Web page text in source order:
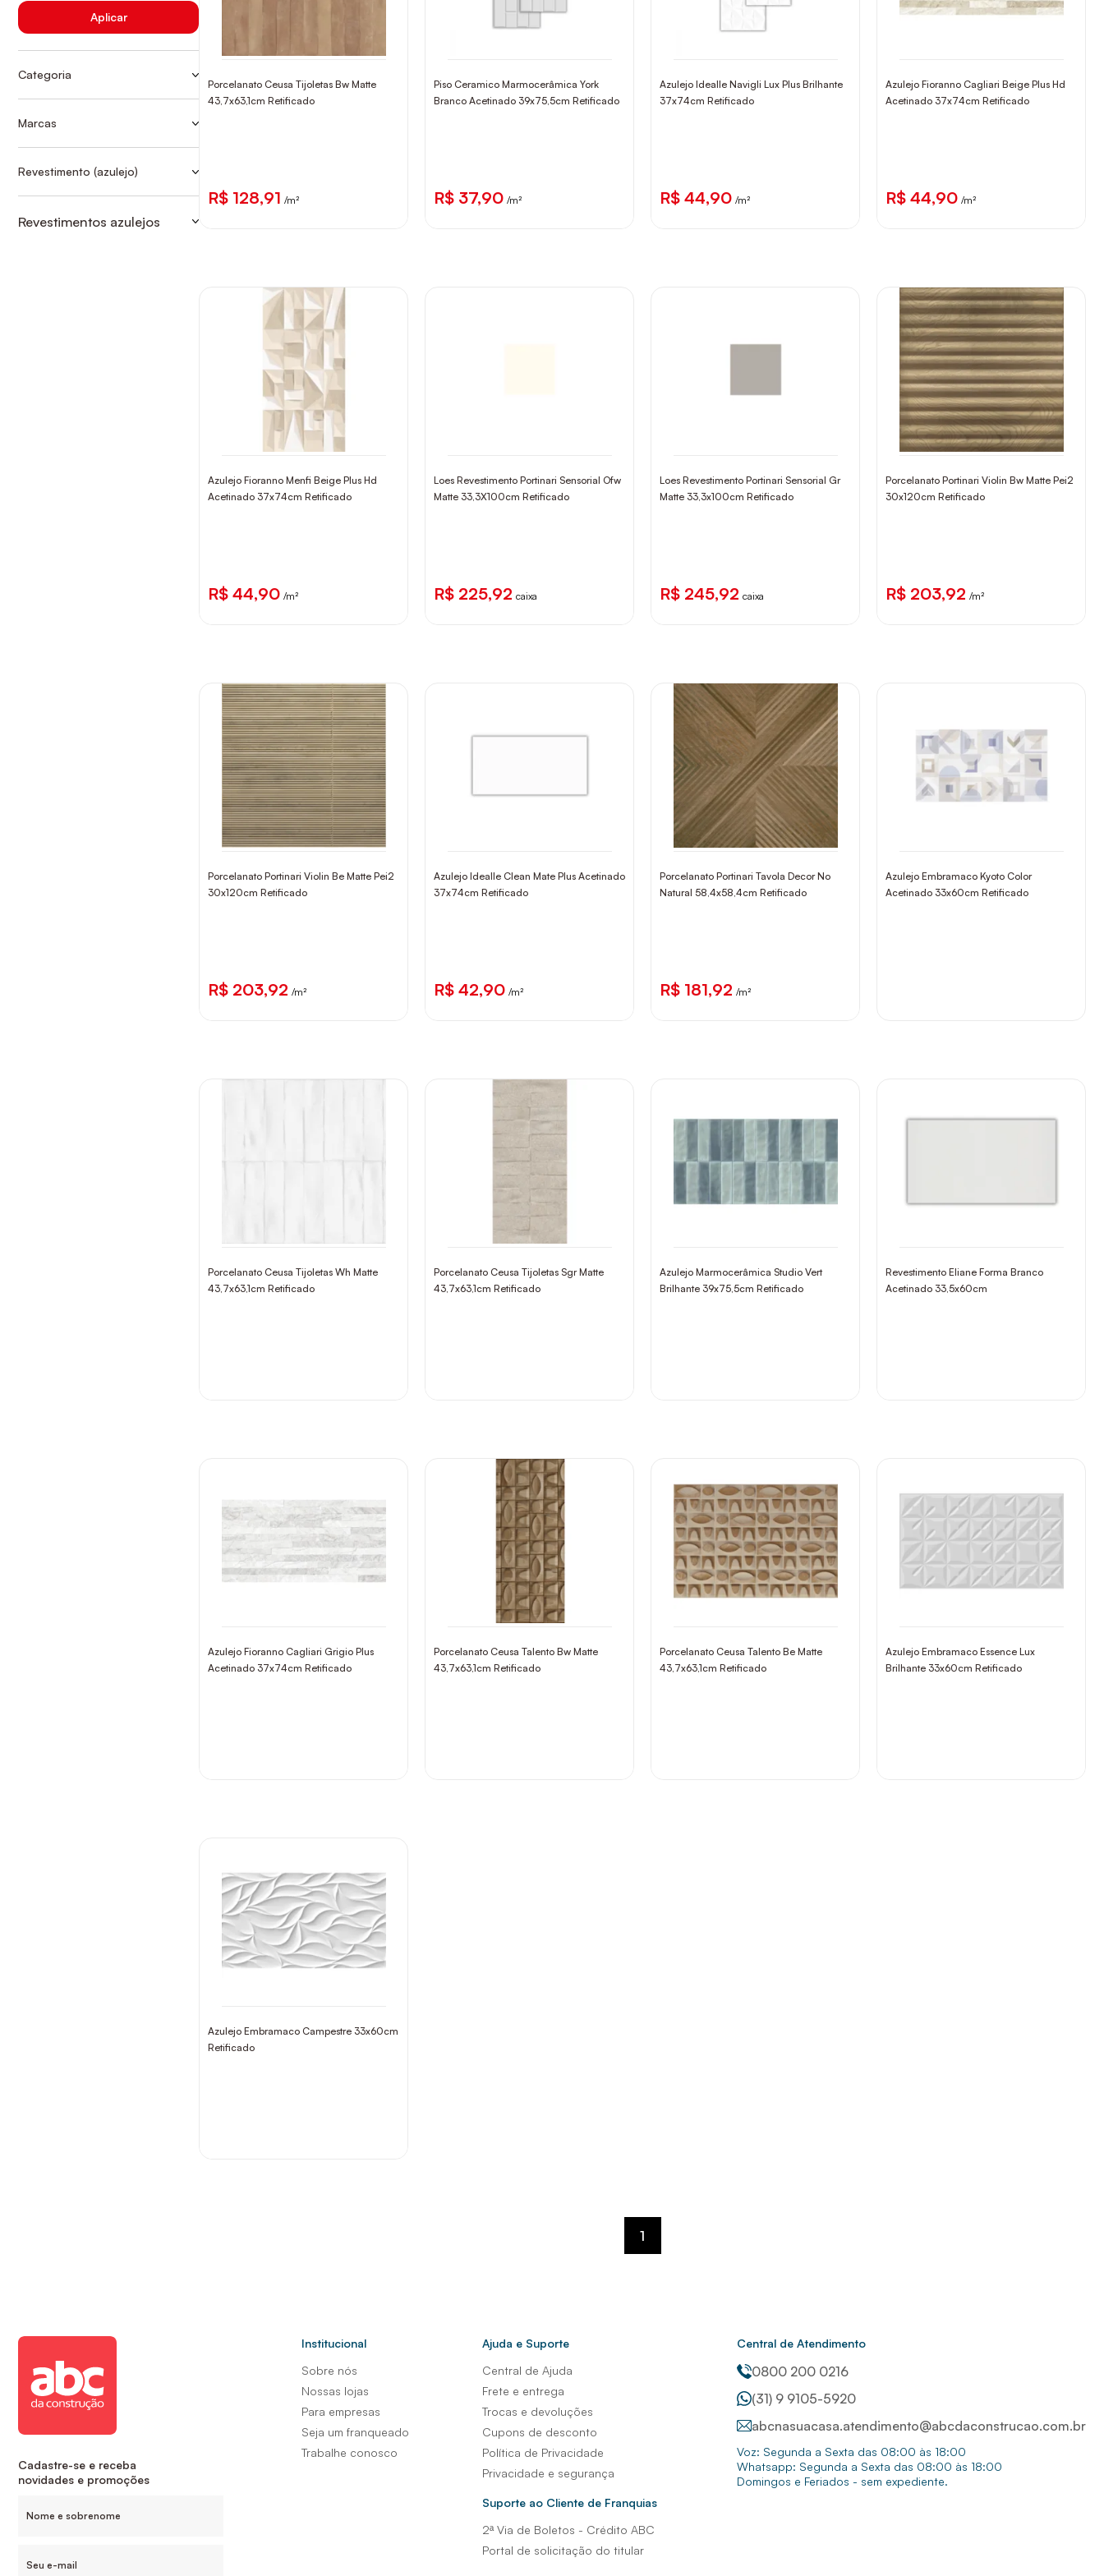
Aplicar
Categoria
Marcas
Revestimento (azulejo)
Revestimentos azulejos
Porcelanato Ceusa Tijoletas Bw Matte
43,7x63,1cm Retificado
R$ 128,91 /m²
Piso Ceramico Marmocerâmica York
Branco Acetinado 39x75,5cm Retificado
R$ 37,90 /m²
Azulejo Idealle Navigli Lux Plus Brilhante
37x74cm Retificado
R$ 44,90 /m²
Azulejo Fioranno Cagliari Beige Plus Hd
Acetinado 37x74cm Retificado
R$ 44,90 /m²
Azulejo Fioranno Menfi Beige Plus Hd
Acetinado 37x74cm Retificado
R$ 44,90 /m²
Loes Revestimento Portinari Sensorial Ofw
Matte 33,3X100cm Retificado
R$ 225,92 caixa
Loes Revestimento Portinari Sensorial Gr
Matte 33,3x100cm Retificado
R$ 245,92 caixa
Porcelanato Portinari Violin Bw Matte Pei2
30x120cm Retificado
R$ 203,92 /m²
Porcelanato Portinari Violin Be Matte Pei2
30x120cm Retificado
R$ 203,92 /m²
Azulejo Idealle Clean Mate Plus Acetinado
37x74cm Retificado
R$ 42,90 /m²
Porcelanato Portinari Tavola Decor No
Natural 58,4x58,4cm Retificado
R$ 181,92 /m²
Azulejo Embramaco Kyoto Color
Acetinado 33x60cm Retificado
Porcelanato Ceusa Tijoletas Wh Matte
43,7x63,1cm Retificado
Porcelanato Ceusa Tijoletas Sgr Matte
43,7x63,1cm Retificado
Azulejo Marmocerâmica Studio Vert
Brilhante 39x75,5cm Retificado
Revestimento Eliane Forma Branco
Acetinado 33,5x60cm
Azulejo Fioranno Cagliari Grigio Plus
Acetinado 37x74cm Retificado
Porcelanato Ceusa Talento Bw Matte
43,7x63,1cm Retificado
Porcelanato Ceusa Talento Be Matte
43,7x63,1cm Retificado
Azulejo Embramaco Essence Lux
Brilhante 33x60cm Retificado
Azulejo Embramaco Campestre 33x60cm
Retificado
1
Cadastre-se e receba
novidades e promoções
Institucional
Sobre nós
Nossas lojas
Para empresas
Seja um franqueado
Trabalhe conosco
Ajuda e Suporte
Central de Ajuda
Frete e entrega
Trocas e devoluções
Cupons de desconto
Política de Privacidade
Privacidade e segurança
Suporte ao Cliente de Franquias
2ª Via de Boletos - Crédito ABC
Portal de solicitação do titular
Central de Atendimento
0800 200 0216
(31) 9 9105-5920
abcnasuacasa.atendimento@abcdaconstrucao.com.br
Voz: Segunda a Sexta das 08:00 às 18:00
Whatsapp: Segunda a Sexta das 08:00 às 18:00
Domingos e Feriados - sem expediente.